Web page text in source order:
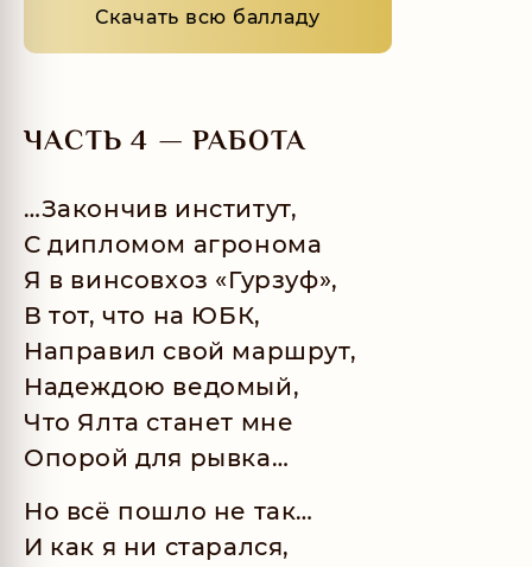
Скачать всю балладу
ЧАСТЬ 4 — РАБОТА
…Закончив институт,
С дипломом агронома
Я в винсовхоз «Гурзуф»,
В тот, что на ЮБК,
Направил свой маршрут,
Надеждою ведомый,
Что Ялта станет мне
Опорой для рывка…
Но всё пошло не так…
И как я ни старался,